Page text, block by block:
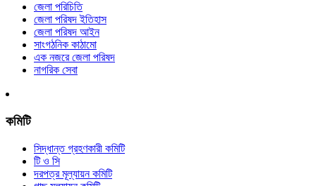
জেলা পরিচিতি
জেলা পরিষদ ইতিহাস
জেলা পরিষদ আইন
সাংগঠনিক কাঠামো
এক নজরে জেলা পরিষদ
নাগরিক সেবা
কমিটি
সিদ্ধান্ত গ্রহণকারী কমিটি
টি ও সি
দরপত্র মূল্যায়ন কমিটি